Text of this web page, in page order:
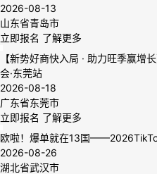
2026-08-13
山东省青岛市
立即报名 了解更多
【新势好商快入局 · 助力旺季赢增
会·东莞站
2026-08-18
广东省东莞市
立即报名 了解更多
欧啦！爆单就在13国
2026-08-26
湖北省武汉市